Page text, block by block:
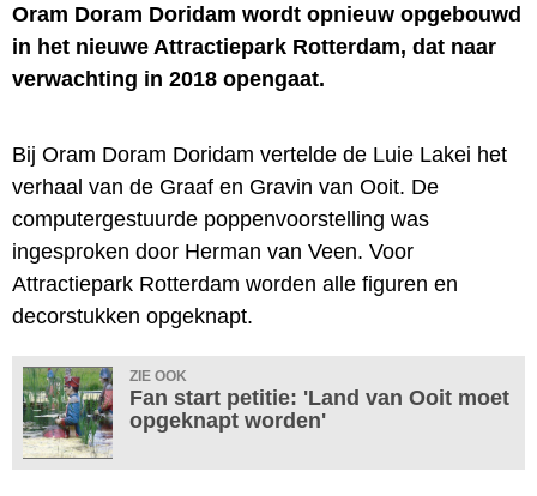
Oram Doram Doridam wordt opnieuw opgebouwd
in het nieuwe Attractiepark Rotterdam, dat naar
verwachting in 2018 opengaat.
Bij Oram Doram Doridam vertelde de Luie Lakei het
verhaal van de Graaf en Gravin van Ooit. De
computergestuurde poppenvoorstelling was
ingesproken door Herman van Veen. Voor
Attractiepark Rotterdam worden alle figuren en
decorstukken opgeknapt.
ZIE OOK
Fan start petitie: 'Land van Ooit moet
opgeknapt worden'